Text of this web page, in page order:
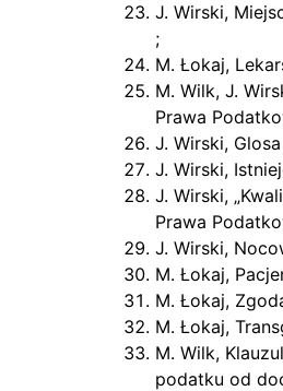
J. Wirski,
;
M. Łokaj,
M. Wilk, J.
Prawa
J. Wirski,
J. Wirski,
J. Wirski,
Prawa
J. Wirski,
M. Łokaj,
M. Łokaj,
M. Łokaj,
M. Wilk,
podatku od